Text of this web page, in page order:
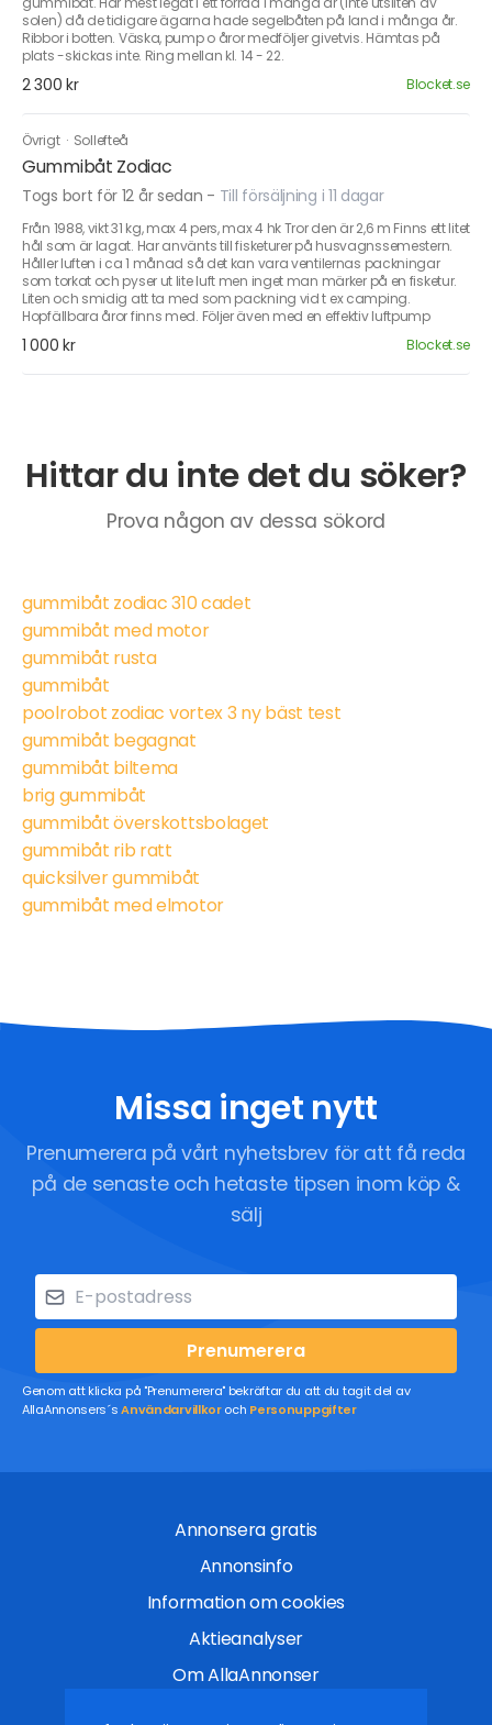
solen) då de tidigare ägarna hade segelbåten på land i många år.
Ribbor i botten. Väska, pump o åror medföljer givetvis. Hämtas på
plats -skickas inte. Ring mellan kl. 14 - 22.
2 300 kr Blocket.se
Övrigt · Sollefteå
Gummibåt Zodiac
Togs bort för 12 år sedan - Till försäljning i 11 dagar
Från 1988, vikt 31 kg, max 4 pers, max 4 hk Tror den är 2,6 m Finns ett litet
hål som är lagat. Har använts till fisketurer på husvagnssemestern.
Håller luften i ca 1 månad så det kan vara ventilernas packningar
som torkat och pyser ut lite luft men inget man märker på en fisketur.
Liten och smidig att ta med som packning vid t ex camping.
Hopfällbara åror finns med. Följer även med en effektiv luftpump
1 000 kr Blocket.se
Hittar du inte det du söker?
Prova någon av dessa sökord
gummibåt zodiac 310 cadet
gummibåt med motor
gummibåt rusta
gummibåt
poolrobot zodiac vortex 3 ny bäst test
gummibåt begagnat
gummibåt biltema
brig gummibåt
gummibåt överskottsbolaget
gummibåt rib ratt
quicksilver gummibåt
gummibåt med elmotor
Missa inget nytt
Prenumerera på vårt nyhetsbrev för att få reda
på de senaste och hetaste tipsen inom köp &
sälj
Prenumerera
Genom att klicka på "Prenumerera" bekräftar du att du tagit del av
AllaAnnonsers´sAnvändarvillkoroch Personuppgifter
Annonsera gratis
Annonsinfo
Information om cookies
Aktieanalyser
Om AllaAnnonser